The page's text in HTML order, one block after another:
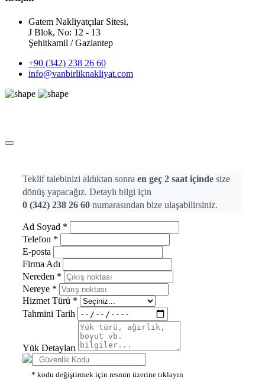
Gatem Nakliyatçılar Sitesi,
J Blok, No: 12 - 13
Şehitkamil / Gaziantep
+90 (342) 238 26 60
info@vanbirliknakliyat.com
Teklif talebinizi aldıktan sonra en geç 2 saat içinde size
dönüş yapacağız. Detaylı bilgi için
0 (342) 238 26 60 numarasından bize ulaşabilirsiniz.
Ad Soyad *
Telefon *
E-posta
Firma Adı
Nereden *
Nereye *
Hizmet Türü *
Tahmini Tarih
Yük Detayları
* kodu değiştirmek için resmin üzerine tıklayın